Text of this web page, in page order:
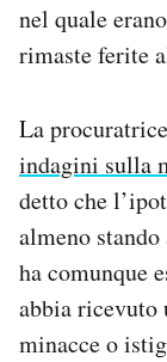
nel quale
rimaste ferite
La
indagini sulla
detto che
almeno
ha comunque
abbia ricevuto
minacce o